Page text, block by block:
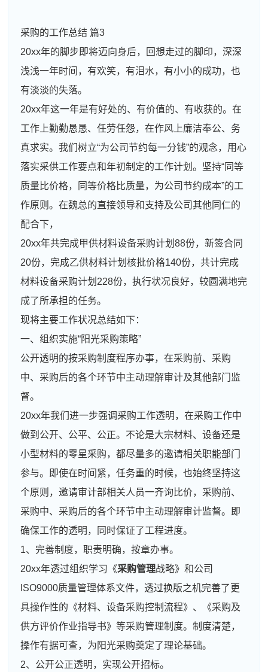
采购的工作总结 篇3
20xx年的脚步即将迈向身后，回想走过的脚印，深深
浅浅一年时间，有欢笑，有泪水，有小小的成功，也
有淡淡的失落。
20xx年这一年是有好处的、有价值的、有收获的。在
工作上勤勤恳恳、任劳任怨，在作风上廉洁奉公、务
真求实。我们树立“为公司节约每一分钱”的观念，用心
落实采供工作要点和年初制定的工作计划。坚持“同等
质量比价格，同等价格比质量，为公司节约成本”的工
作原则。在魏总的直接领导和支持及公司其他同仁的
配合下，
20xx年共完成甲供材料设备采购计划88份，新签合同
20份，完成乙供材料计划核批价格140份，共计完成
材料设备采购计划228份，执行状况良好，较圆满地完
成了所承担的任务。
现将主要工作状况总结如下：
一、组织实施“阳光采购策略”
公开透明的按采购制度程序办事，在采购前、采购
中、采购后的各个环节中主动理解审计及其他部门监
督。
20xx年我们进一步强调采购工作透明，在采购工作中
做到公开、公平、公正。不论是大宗材料、设备还是
小型材料的零星采购，都尽量多的邀请相关职能部门
参与。即使在时间紧，任务重的时候，也始终坚持这
个原则，邀请审计部相关人员一齐询比价，采购前、
采购中、采购后的各个环节中主动理解审计监督。即
确保工作的透明，同时保证了工程进度。
1、完善制度，职责明确，按章办事。
20xx年透过组织学习《采购管理战略》和公司
ISO9000质量管理体系文件，透过换版之机完善了更
具操作性的《材料、设备采购控制流程》、《采购及
供方评价作业指导书》等采购管理制度。制度清楚，
操作有据可查，为阳光采购奠定了理论基础。
2、公开公正透明，实现公开招标。